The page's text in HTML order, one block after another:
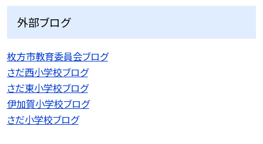
外部ブログ
枚方市教育委員会ブログ
さだ西小学校ブログ
さだ東小学校ブログ
伊加賀小学校ブログ
さだ小学校ブログ